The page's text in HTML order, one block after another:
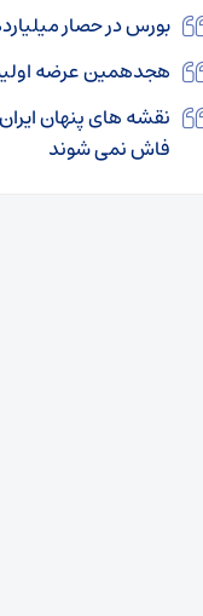
بورس در حصار
هجدهمین عرضه
نقشه های پنهان
فاش نمی‌ شوند